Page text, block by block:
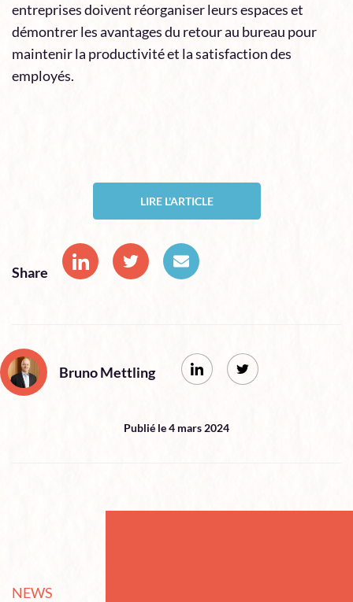
entreprises doivent réorganiser leurs espaces et
démontrer les avantages du retour au bureau pour
maintenir la productivité et la satisfaction des
employés.
LIRE L'ARTICLE
Share
Bruno Mettling
Publié le 4 mars 2024
NEWS